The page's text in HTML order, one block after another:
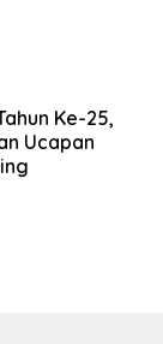
Ke-25,
Ucapan